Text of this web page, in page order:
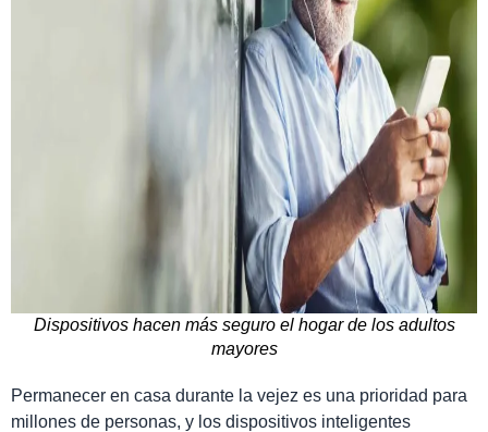
Dispositivos hacen más seguro el hogar de los adultos
mayores
Permanecer en casa durante la vejez es una prioridad para
millones de personas, y los dispositivos inteligentes